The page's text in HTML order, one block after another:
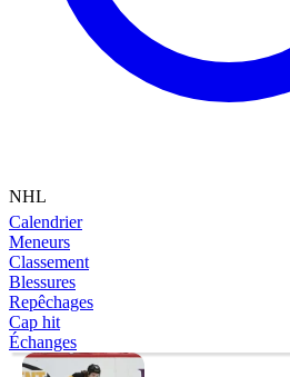
NHL
Calendrier
Meneurs
Classement
Blessures
Repêchages
Cap hit
Échanges